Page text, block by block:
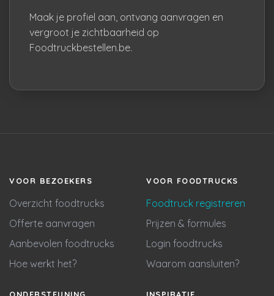
Maak je profiel aan, ontvang aanvragen en
vergroot je zichtbaarheid op
Foodtruckbestellen.be.
VOOR BEZOEKERS
Overzicht foodtrucks
Offerte aanvragen
Aanbevolen foodtrucks
Hoe werkt het?
VOOR FOODTRUCKS
Foodtruck registreren
Prijzen & formules
Login foodtrucks
Waarom aansluiten?